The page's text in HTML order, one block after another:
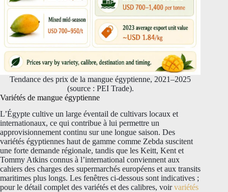
Tendance des prix de la mangue égyptienne, 2021–2025
(source : PEI Trade).
Variétés de mangue égyptienne
L’Égypte cultive un large éventail de cultivars locaux et
internationaux, ce qui contribue à lui permettre un
approvisionnement continu sur une longue saison. Des
variétés égyptiennes haut de gamme comme Zebda suscitent
une forte demande régionale, tandis que les Keitt, Kent et
Tommy Atkins connus à l’international conviennent aux
cahiers des charges des supermarchés européens et aux transits
maritimes plus longs. Les fenêtres ci-dessous sont indicatives ;
pour le détail complet des variétés et des calibres, voirvariétés